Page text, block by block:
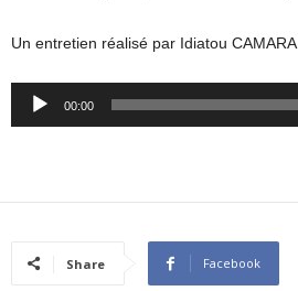
Un entretien réalisé par Idiatou CAMARA
Audio
00:00
Share Facebook